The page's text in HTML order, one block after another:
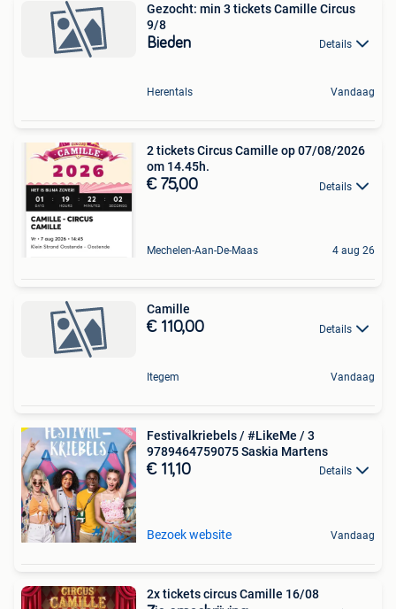
Gezocht: min 3 tickets Camille Circus
9/8
Bieden Details
Herentals Vandaag
2 tickets Circus Camille op 07/08/2026
om 14.45h.
€ 75,00 Details
Mechelen-Aan-De-Maas 4 aug 26
Camille
€ 110,00 Details
Itegem Vandaag
Festivalkriebels / #LikeMe / 3
9789464759075 Saskia Martens
€ 11,10 Details
Bezoek website Vandaag
2x tickets circus Camille 16/08